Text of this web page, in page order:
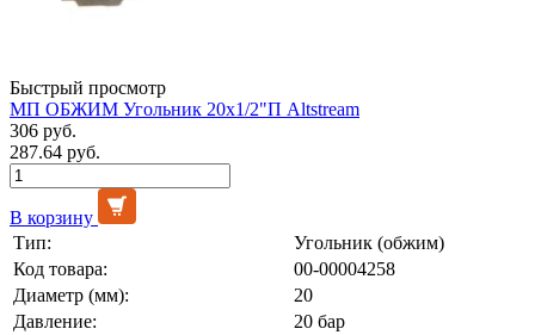
Быстрый просмотр
МП ОБЖИМ Угольник 20х1/2"П Altstream
306 руб.
287.64 руб.
В корзину
Тип:
Угольник (обжим)
Код товара:
00-00004258
Диаметр (мм):
20
Давление:
20 бар